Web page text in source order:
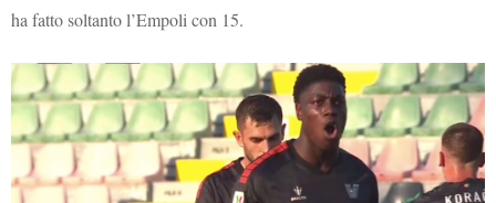
ha fatto soltanto l’Empoli con 15.